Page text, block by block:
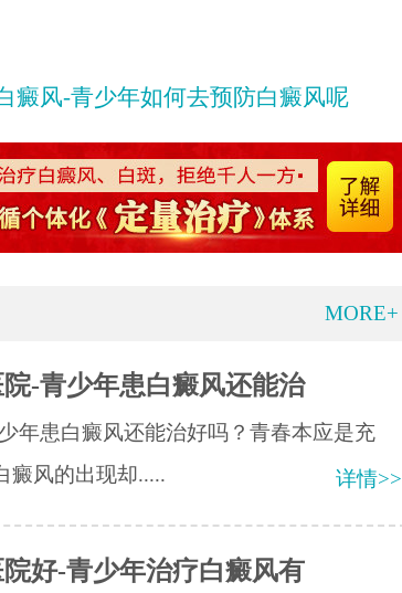
癜风-青少年如何去预防白癜风呢
MORE+
-青少年患白癜风还能治
年患白癜风还能治好吗？青春本应是充
癜风的出现却.....
详情>>
好-青少年治疗白癜风有